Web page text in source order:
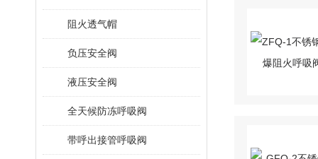
阻火透气帽
负压安全阀
液压安全阀
全天候防冻呼吸阀
带呼出接管呼吸阀